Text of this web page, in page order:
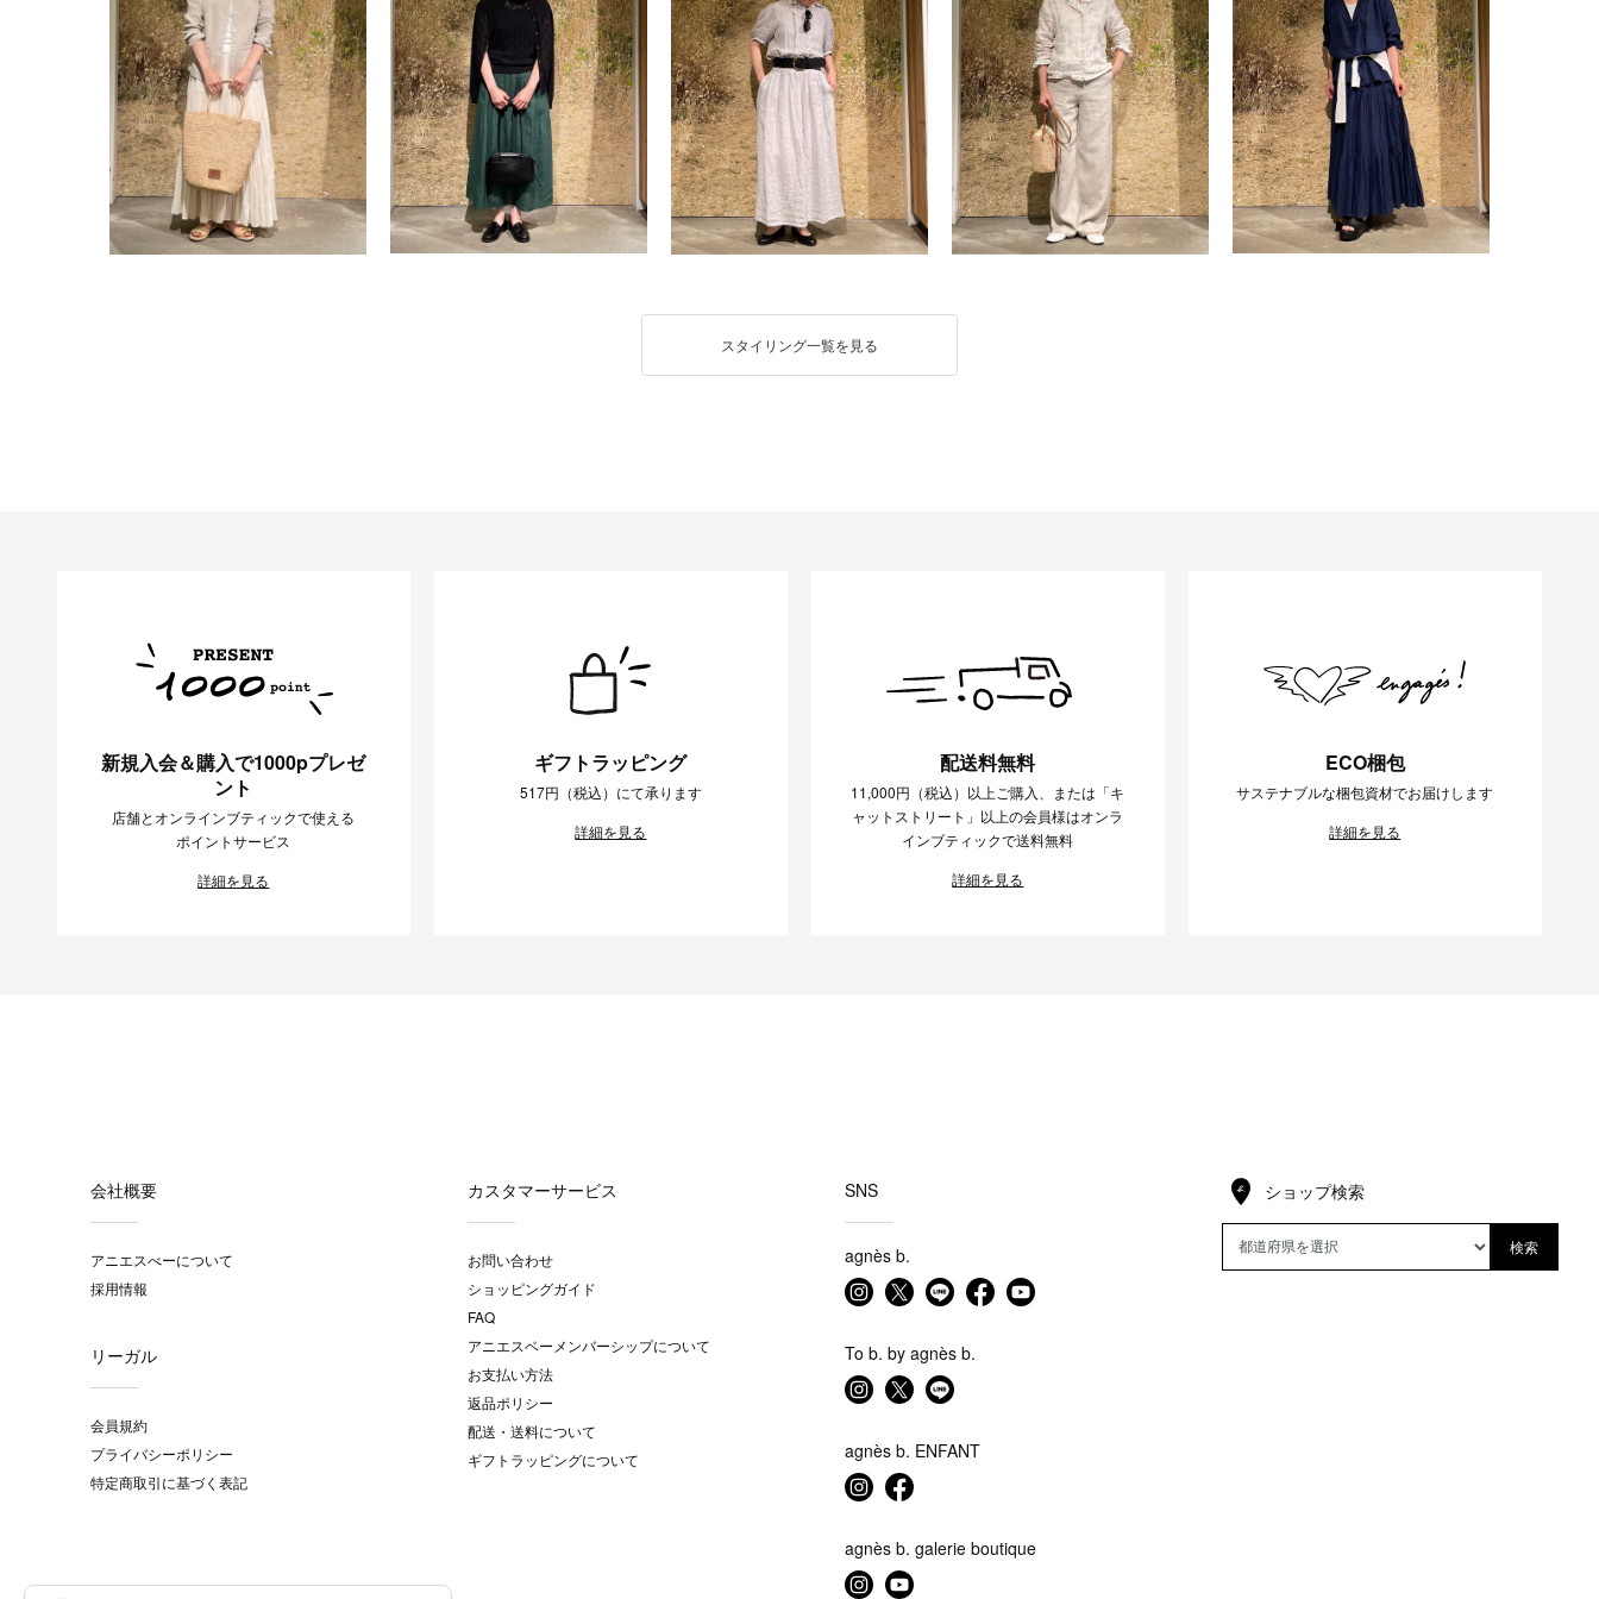
スタイリング一覧を見る
新規入会＆購入で1000pプレゼ
ント
店舗とオンラインブティックで使える
ポイントサービス
詳細を見る
ギフトラッピング
517円（税込）にて承ります
詳細を見る
配送料無料
11,000円（税込）以上ご購入、または「キ
ャットストリート」以上の会員様はオンラ
インブティックで送料無料
詳細を見る
ECO梱包
サステナブルな梱包資材でお届けします
詳細を見る
会社概要
アニエスべーについて
採用情報
リーガル
会員規約
プライバシーポリシー
特定商取引に基づく表記
カスタマーサービス
お問い合わせ
ショッピングガイド
FAQ
アニエスベーメンバーシップについて
お支払い方法
返品ポリシー
配送・送料について
ギフトラッピングについて
SNS
agnès b.
To b. by agnès b.
agnès b. ENFANT
agnès b. galerie boutique
ショップ検索
検索